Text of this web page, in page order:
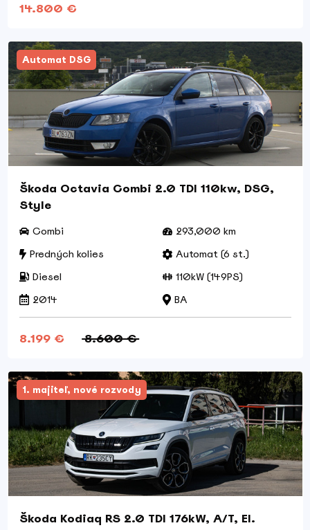
14.800 €
Automat DSG
Škoda Octavia Combi 2.0 TDI 110kw, DSG,
Style
Combi
293,000 km
Predných kolies
Automat (6 st.)
Diesel
110kW (149PS)
2014
BA
8.199 € 8.600 €
1. majiteľ, nové rozvody
Škoda Kodiaq RS 2.0 TDI 176kW, A/T, El.